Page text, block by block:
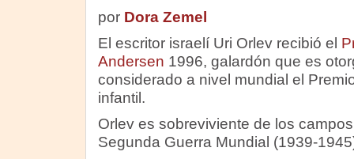
por Dora Zemel
El escritor israelí Uri Orlev recibió el
Andersen 1996, galardón que es
considerado a nivel mundial el
infantil.
Orlev es sobreviviente de los
Segunda Guerra Mundial (1939-